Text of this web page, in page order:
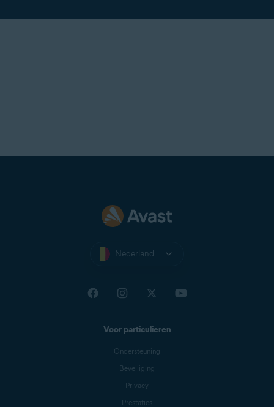
Nederland
Voor particulieren
Ondersteuning
Beveiliging
Privacy
Prestaties